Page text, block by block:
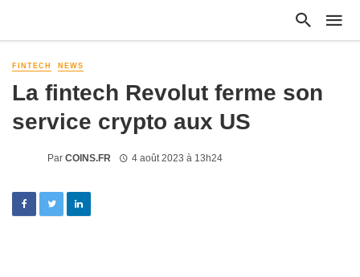
FINTECH NEWS
La fintech Revolut ferme son
service crypto aux US
Par COINS.FR 4 août 2023 à 13h24